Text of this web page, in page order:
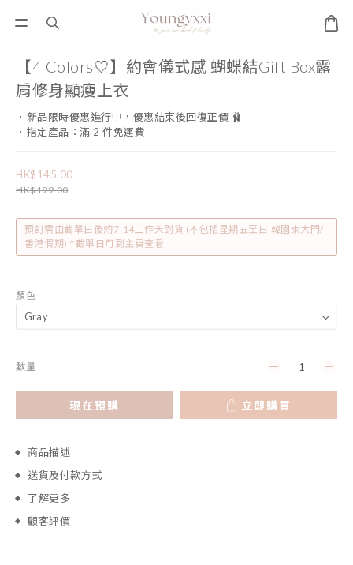
【4 Colors🤍】約會儀式感 蝴蝶結Gift Box露
肩修身顯瘦上衣
．新品限時優惠進行中，優惠結束後回復正價 🩰
．指定產品：滿 2 件免運費
HK$145.00
HK$199.00
預訂需由截單日後約7-14工作天到貨 (不包括星期五至日,韓國東大門/
香港假期) ^截單日可到主頁查看
顏色
數量
現在預購 立即購買
商品描述
送貨及付款方式
了解更多
顧客評價